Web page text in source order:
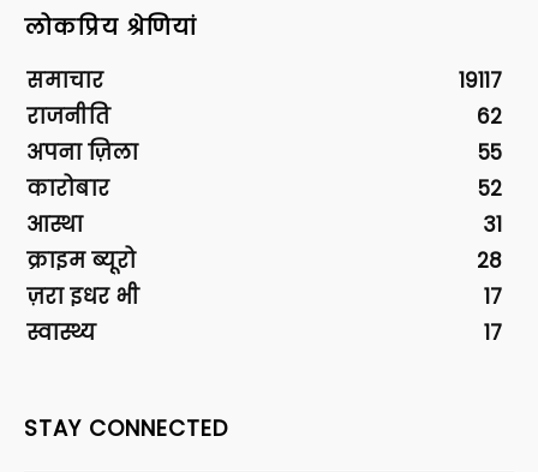
लोकप्रिय श्रेणियां
समाचार
19117
राजनीति
62
अपना ज़िला
55
कारोबार
52
आस्था
31
क्राइम ब्यूरो
28
ज़रा इधर भी
17
स्वास्थ्य
17
STAY CONNECTED